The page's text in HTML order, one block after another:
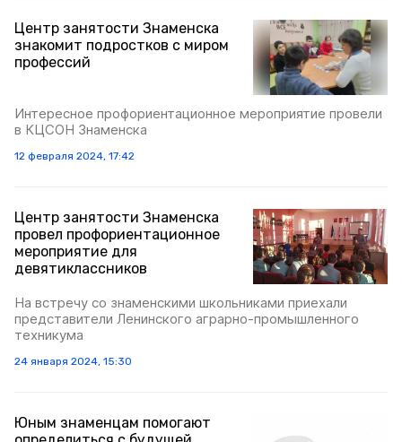
Центр занятости Знаменска
знакомит подростков с миром
профессий
Интересное профориентационное мероприятие провели
в КЦСОН Знаменска
12 февраля 2024, 17:42
Центр занятости Знаменска
провел профориентационное
мероприятие для
девятиклассников
На встречу со знаменскими школьниками приехали
представители Ленинского аграрно-промышленного
техникума
24 января 2024, 15:30
Юным знаменцам помогают